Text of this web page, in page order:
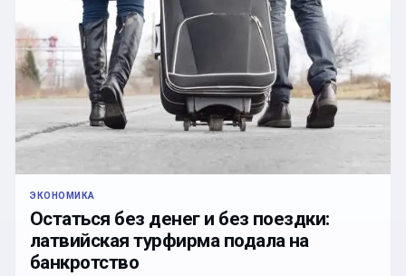
ЭКОНОМИКА
Остаться без денег и без поездки:
латвийская турфирма подала на
банкротство